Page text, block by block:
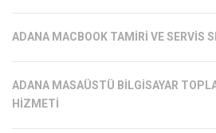
ADANA MACBOOK TAMIRI VE SERVIS
ADANA MASAÜSTÜ BILGISAYAR
HIZMETI